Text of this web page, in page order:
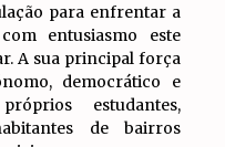
para enfrentar a
entusiasmo este
A sua principal força
democrático e
estudantes,
de bairros